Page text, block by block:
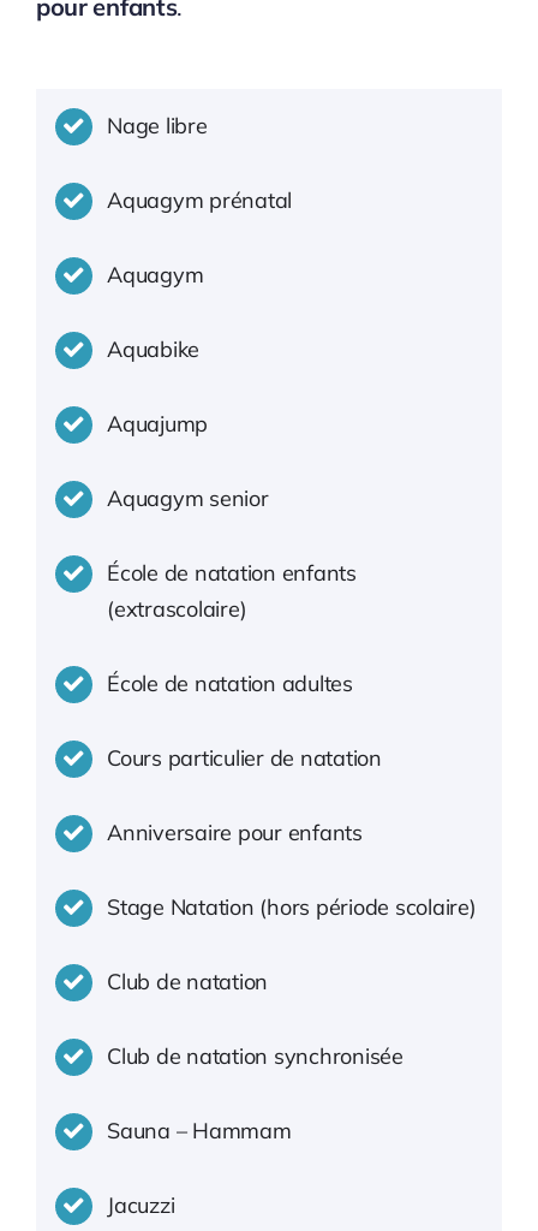
pour enfants.
Nage libre
Aquagym prénatal
Aquagym
Aquabike
Aquajump
Aquagym senior
École de natation enfants
(extrascolaire)
École de natation adultes
Cours particulier de natation
Anniversaire pour enfants
Stage Natation (hors période scolaire)
Club de natation
Club de natation synchronisée
Sauna – Hammam
Jacuzzi